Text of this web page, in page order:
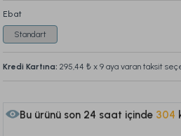
Ebat
Standart
Kredi Kartına: 295,44 ₺ x 9 aya varan taksit